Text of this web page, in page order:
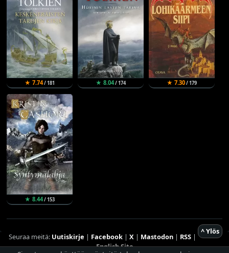
★ 7.74/ 181 ★ 8.04/ 174 ★ 7.30/ 179
★ 8.44/ 153
^ Ylös
Seuraa meitä: Uutiskirje | Facebook| X| Mastodon| RSS|
English Site